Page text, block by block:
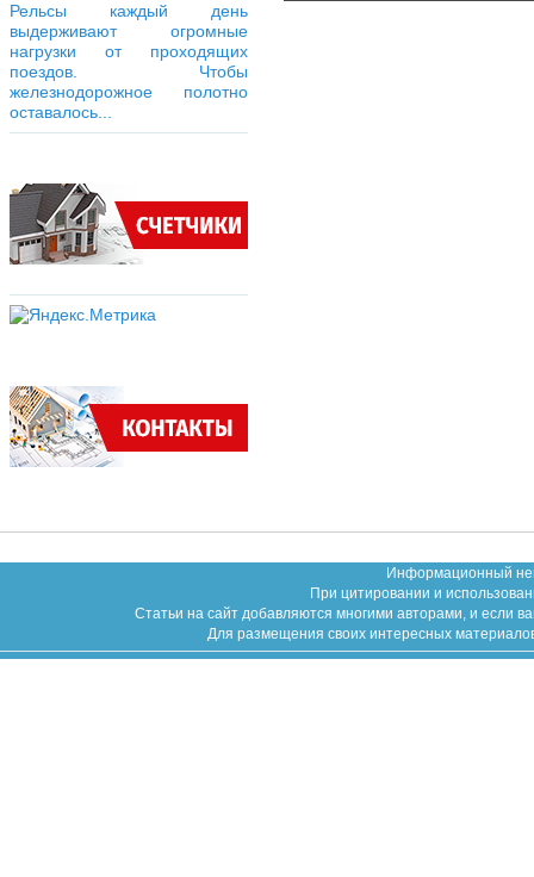
Рельсы каждый день
выдерживают огромные
нагрузки от проходящих
поездов. Чтобы
железнодорожное полотно
оставалось...
Информационный
При цитировании и
Статьи на сайт добавляются многими авторами, и если
Для размещения своих интересных